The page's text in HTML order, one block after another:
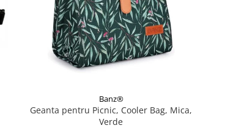
Banz®
Geanta pentru Picnic, Cooler Bag, Mica,
Verde